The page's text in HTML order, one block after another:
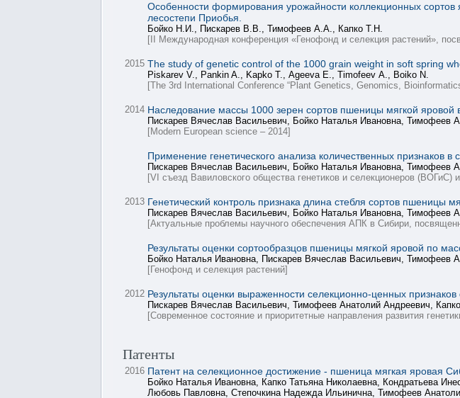
Особенности формирования урожайности коллекционных
лесостепи Приобья.
Бойко Н.И., Пискарев В.В., Тимофеев А.А., Капко Т.Н.
[II Международная конференция «Генофонд и селекция растений»,
2015 The study of genetic control of the 1000 grain weight in soft spring
Piskarev V., Pankin A., Kapko Т., Ageeva E., Timofeev А., Boiko N.
[The 3rd International Conference “Plant Genetics, Genomics,
2014 Наследование массы 1000 зерен сортов пшеницы мягкой яровой
Пискарев Вячеслав Васильевич, Бойко Наталья Ивановна, Тимофеев
[Modern European science – 2014]
Применение генетического анализа количественных признаков
Пискарев Вячеслав Васильевич, Бойко Наталья Ивановна, Тимофеев
[VI съезд Вавиловского общества генетиков и селекционеров (ВОГиС)
2013 Генетический контроль признака длина стебля сортов пшеницы
Пискарев Вячеслав Васильевич, Бойко Наталья Ивановна, Тимофеев
[Актуальные проблемы научного обеспечения АПК в Сибири,
Результаты оценки сортообразцов пшеницы мягкой яровой по
Бойко Наталья Ивановна, Пискарев Вячеслав Васильевич, Тимофеев
[Генофонд и селекция растений]
2012 Результаты оценки выраженности селекционно-ценных
Пискарев Вячеслав Васильевич, Тимофеев Анатолий Андреевич,
[Современное состояние и приоритетные направления развития
Патенты
2016 Патент на селекционное достижение - пшеница мягкая яровая
Бойко Наталья Ивановна, Капко Татьяна Николаевна, Кондратьева
Любовь Павловна, Степочкина Надежда Ильинична, Тимофеев